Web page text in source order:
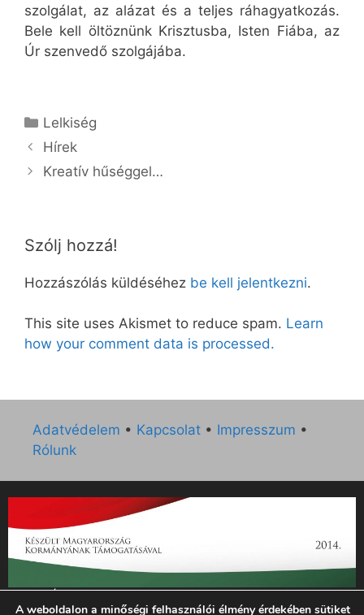
szolgálat, az alázat és a teljes ráhagyatkozás.
Bele kell öltöznünk Krisztusba, Isten Fiába, az
Úr szenvedő szolgájába.
Kategória
Lelkiség
Hírek
Kreatív hűséggel…
Szólj hozzá!
Hozzászólás küldéséhez be kell jelentkezni.
This site uses Akismet to reduce spam. Learn
how your comment data is processed.
Adatvédelem • Kapcsolat • Impresszum •
Rólunk
„Az Új Ember katolikus hetilap 2014. évi működésének
A weboldalon a minőségi felhasználói élmény érdekében sütiket